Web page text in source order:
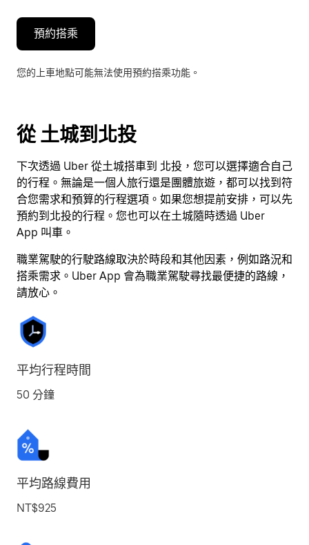
並
擇
按
離
開
按
鈕
即
可
關
閉
行
事
預約搭乘
您的上車地點可能無法使用預約搭乘功能。
從 土城到北投
下次透過 Uber 從土城搭車到 北投，您可以選擇適合自己
的行程。無論是一個人旅行還是團體旅遊，都可以找到符
合您需求和預算的行程選項。如果您想提前安排，可以先
預約到北投的行程。您也可以在土城隨時透過 Uber
App 叫車。
職業駕駛的行駛路線取決於時段和其他因素，例如路況和
搭乘需求。Uber App 會為職業駕駛尋找最便捷的路線，
請放心。
平均行程時間
50 分鐘
平均路線費用
NT$925